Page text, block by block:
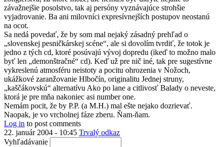
závažnejšie posolstvo, tak aj persóny vyznávajúce strohšie
vyjadrovanie. Ba ani milovníci expresívnejších postupov neostanú
na ocot.
Sa nedá povedať, že by som mal nejaký zásadný prehľad o
„slovenskej pesničkárskej scéne“, ale si dovolím tvrdiť, že totok je
jedno z tých cd, ktoré posúvajú vývoj dopredu (ikeď to možno malo
byť len „demonštračné“ cd). Keď už pre nič iné, tak pre sugestívne
vykreslenú atmosféru neistoty a pocitu ohrozenia v Nožoch,
ukážkové zaranžovanie Hlbočín, originalitu Jednej struny,
„kaščákovskú“ alternatívu Ako po lane a citlivosť Balady o neveste,
ktorá je pre mňa nakoniec asi number one.
Nemám pocit, že by P.P. (a M.H.) mal ešte nejako dozrievať.
Naopak, je vo vrcholnej fáze zberu. Ňam-ňam.
Log in to post comments
22. január 2004 - 10:45 Trvalý odkaz
Vyhľadávanie